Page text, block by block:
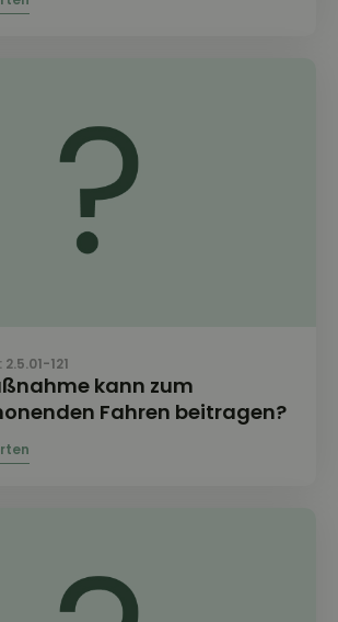
2.5.01-121
kann zum
Fahren beitragen?